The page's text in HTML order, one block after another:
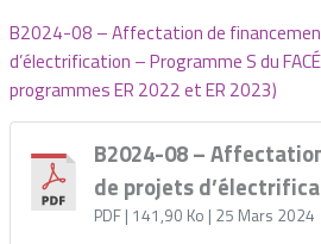
B2024-08 – Affectation de
d’électrification – Programme S du
programmes ER 2022 et ER 2023)
B2024-08 –
de projets
S du FACÉ 2022 (solde,
PDF| 141,90 Ko | 25 Mars 2024